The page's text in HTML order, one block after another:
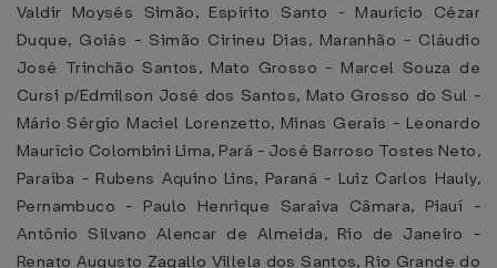
Valdir Moysés Simão, Espírito Santo - Maurício Cézar
Duque, Goiás - Simão Cirineu Dias, Maranhão - Cláudio
José Trinchão Santos, Mato Grosso - Marcel Souza de
Cursi p/Edmilson José dos Santos, Mato Grosso do Sul -
Mário Sérgio Maciel Lorenzetto, Minas Gerais - Leonardo
Maurício Colombini Lima, Pará - José Barroso Tostes Neto,
Paraíba - Rubens Aquino Lins, Paraná - Luiz Carlos Hauly,
Pernambuco - Paulo Henrique Saraiva Câmara, Piauí -
Antônio Silvano Alencar de Almeida, Rio de Janeiro -
Renato Augusto Zagallo Villela dos Santos, Rio Grande do